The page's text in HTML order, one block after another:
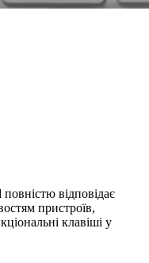
відповідає
пристроїв,
клавіші у